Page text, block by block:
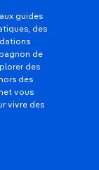
guides
des
de
des
des
vous
vivre des